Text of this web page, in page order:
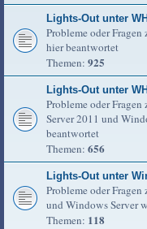
Lights-Out unter
Probleme oder
hier beantwortet
Themen: 925
Lights-Out unter
Probleme oder
Server 2011 und
beantwortet
Themen: 656
Lights-Out unter
Probleme oder
und Windows Server
Themen: 118